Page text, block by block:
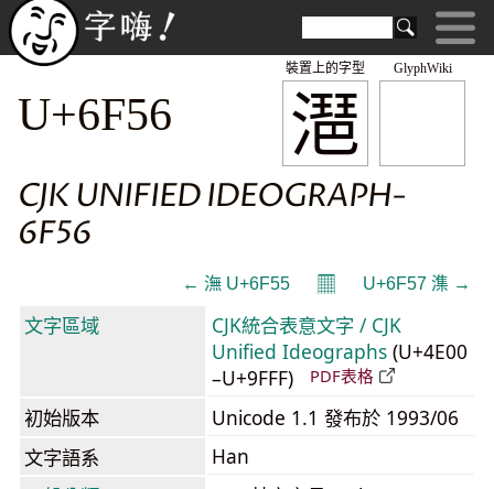
GlyphWiki
潖
裝置上的字型
U+6F56
CJK UNIFIED IDEOGRAPH-
6F56
← 潕 U+6F55 𝄜 U+6F57 潗 →
文字區域
CJK統合表意文字 / CJK
Unified Ideographs (U+4E00
–U+9FFF)
PDF表格
初始版本
Unicode 1.1 發布於 1993/06
文字語系
Han